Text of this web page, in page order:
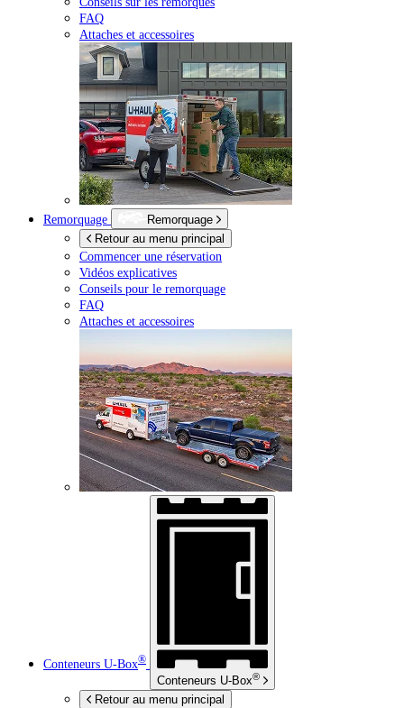
FAQ
Attaches et accessoires
Remorquage
Remorquage
Retour au menu principal
Commencer une réservation
Vidéos explicatives
Conseils pour le remorquage
FAQ
Attaches et accessoires
Conteneurs U-Box®
Conteneurs U-Box®
Retour au menu principal